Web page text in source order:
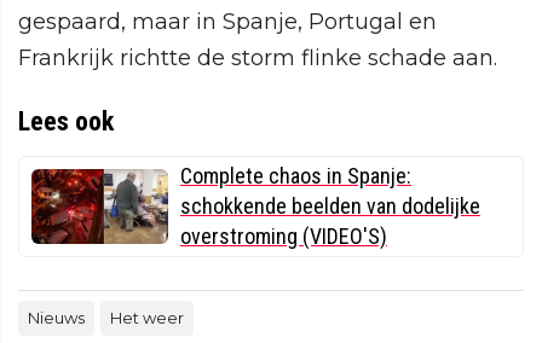
gespaard, maar in Spanje, Portugal en
Frankrijk richtte de storm flinke schade aan.
Lees ook
Complete chaos in Spanje:
schokkende beelden van dodelijke
overstroming (VIDEO'S)
Nieuws Het weer